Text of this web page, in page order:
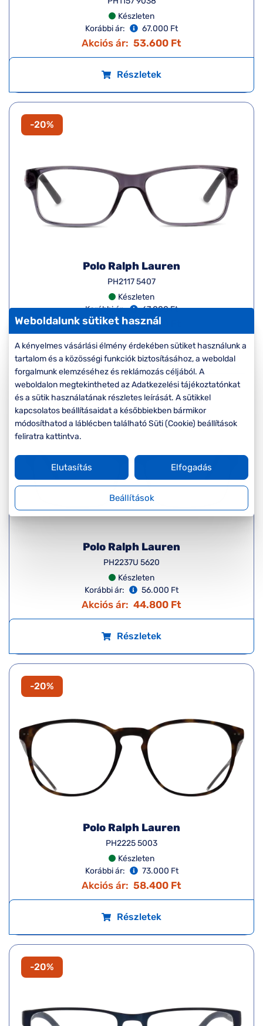
Készleten
Korábbi ár:
67.000 Ft
Akciós ár: 53.600 Ft
Részletek
-20%
Polo Ralph Lauren
PH2117 5407
Készleten
Korábbi ár:
67.000 Ft
Akciós ár: 53.600 Ft
Részletek
-20%
Polo Ralph Lauren
PH2237U 5620
Készleten
Korábbi ár:
56.000 Ft
Akciós ár: 44.800 Ft
Részletek
-20%
Polo Ralph Lauren
PH2225 5003
Készleten
Korábbi ár:
73.000 Ft
Akciós ár: 58.400 Ft
Részletek
-20%
Weboldalunk sütiket használ
A kényelmes vásárlási élmény érdekében sütiket használunk a
tartalom és a közösségi funkciók biztosításához, a weboldal
forgalmunk elemzéséhez és reklámozás céljából. A
weboldalon megtekintheted az Adatkezelési tájékoztatónkat
és a sütik használatának részletes leírását. A sütikkel
kapcsolatos beállításaidat a későbbiekben bármikor
módosíthatod a láblécben található Süti (Cookie) beállítások
feliratra kattintva.
Beállítások
Elutasítás Elfogadás